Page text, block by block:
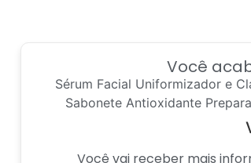
Você
Sérum Facial Uniformizador e
Sabonete Antioxidante
Você vai receber mais